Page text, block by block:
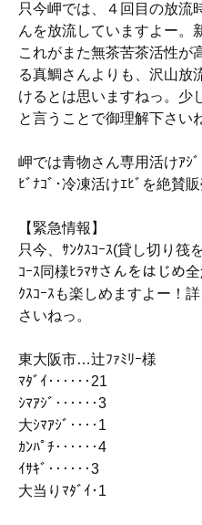
只今岬では、４回目の放流
んを放流していますよー。
これがまた無茶苦茶活性が
る真鯛さんよりも、沢山放
けるとは思いますねっ。少
と言うことで御理解下さい
岬では青物さん専用活けｱｼ
ﾋﾞﾅｺﾞ･冷凍活けｴﾋﾞを絶賛
【緊急情報】
只今、ｻﾝｸｽｺｰｽ(貸し切り筏
ｺｰｽ同様ﾋﾗﾏｻさんをはじめ
ｸｽｺｰｽも楽しめますよー！
さいねっ。
東大阪市…辻ﾌｧﾐﾘｰ様
ﾏﾀﾞｲ‥‥‥21
ｼﾏｱｼﾞ‥‥‥3
大ｼﾏｱｼﾞ‥‥1
ｶﾝﾊﾟﾁ‥‥‥4
ｲｻｷﾞ‥‥‥3
大当りﾏﾀﾞｲ･1